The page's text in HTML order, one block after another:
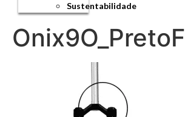
Sustentabilidade
Onix9O_PretoF